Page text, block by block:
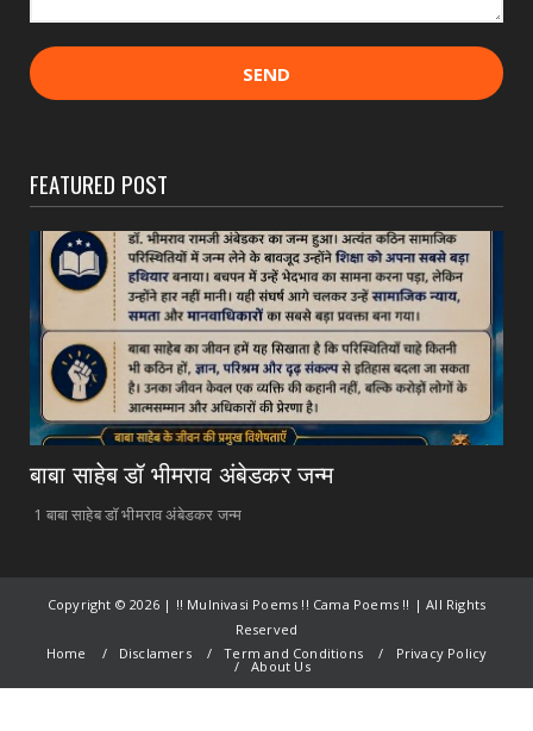
FEATURED POST
बाबा साहेब डॉ भीमराव अंबेडकर जन्म
1 बाबा साहेब डॉ भीमराव अंबेडकर जन्म
Copyright ©2026 | !! Mulnivasi Poems !! Cama Poems !! | All Rights
Reserved
Home
Disclamers Term and Conditions Privacy Policy
About Us